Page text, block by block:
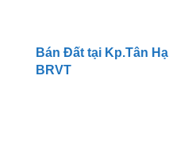
Bán Đất tại Kp.Tân
BRVT